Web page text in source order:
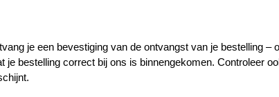
je een bevestiging van de ontvangst van je bestelling –
je bestelling correct bij ons is binnengekomen. Controleer